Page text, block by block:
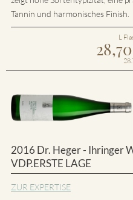
Tannin und harmonisches Finish.
L
28,70
2016 Dr. Heger - Ihringer
VDP.ERSTE LAGE
ZUR EXPERTISE